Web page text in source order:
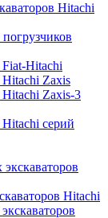
Hitachi
Hitachi
Hitachi Zaxis
Hitachi Zaxis-3
серий
Hitachi